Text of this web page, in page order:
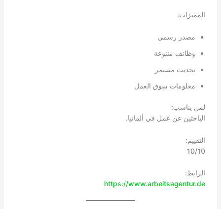
المميزات:
مصدر رسمي
وظائف متنوعة
تحديث مستمر
معلومات سوق العمل
لمن يناسب:
الباحثين عن عمل في ألمانيا.
التقييم:
10/10
الرابط:
https://www.arbeitsagentur.de